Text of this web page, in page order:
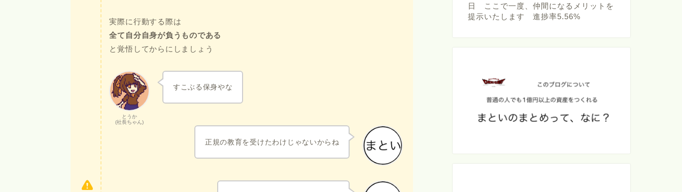
実際に行動する際は
全て自分自身が負うものである
と覚悟してからにしましょう
とうか
(社長ちゃん)
すこぶる保身やな
正規の教育を受けたわけじゃないからね
日 ここで一度、仲間になるメリットを
提示いたします 進捗率5.56%